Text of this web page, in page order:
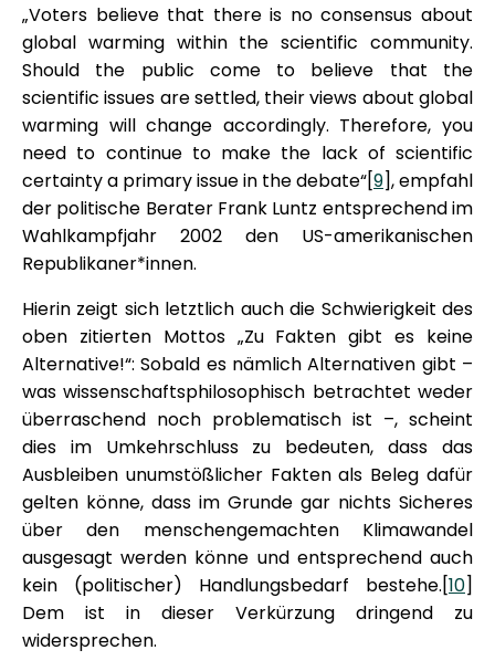
„Voters believe that there is no consensus about
global warming within the scientific community.
Should the public come to believe that the
scientific issues are settled, their views about global
warming will change accordingly. Therefore, you
need to continue to make the lack of scientific
certainty a primary issue in the debate“[9], empfahl
der politische Berater Frank Luntz entsprechend im
Wahlkampfjahr 2002 den US-amerikanischen
Republikaner*innen.
Hierin zeigt sich letztlich auch die Schwierigkeit des
oben zitierten Mottos „Zu Fakten gibt es keine
Alternative!“: Sobald es nämlich Alternativen gibt –
was wissenschaftsphilosophisch betrachtet weder
überraschend noch problematisch ist –, scheint
dies im Umkehrschluss zu bedeuten, dass das
Ausbleiben unumstößlicher Fakten als Beleg dafür
gelten könne, dass im Grunde gar nichts Sicheres
über den menschengemachten Klimawandel
ausgesagt werden könne und entsprechend auch
kein (politischer) Handlungsbedarf bestehe.[10]
Dem ist in dieser Verkürzung dringend zu
widersprechen.